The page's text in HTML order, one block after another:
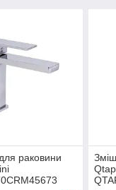
раковини